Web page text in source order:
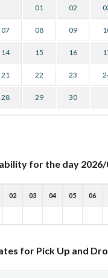
01 02
07 08 09
14 15 16
21 22 23
28 29 30
for the day 2026/
02 03 04 05 06
for Pick Up and